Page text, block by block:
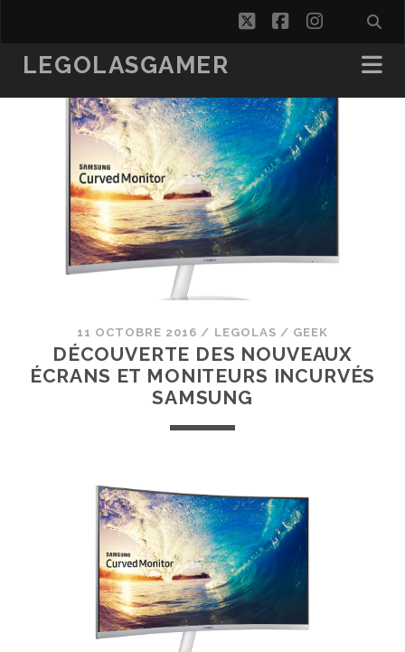
twitterfacebook
LEGOLASGAMER
11 OCTOBRE 2016 / LEGOLAS / GEEK
DÉCOUVERTE DES NOUVEAUX
ÉCRANS ET MONITEURS INCURVÉS
SAMSUNG